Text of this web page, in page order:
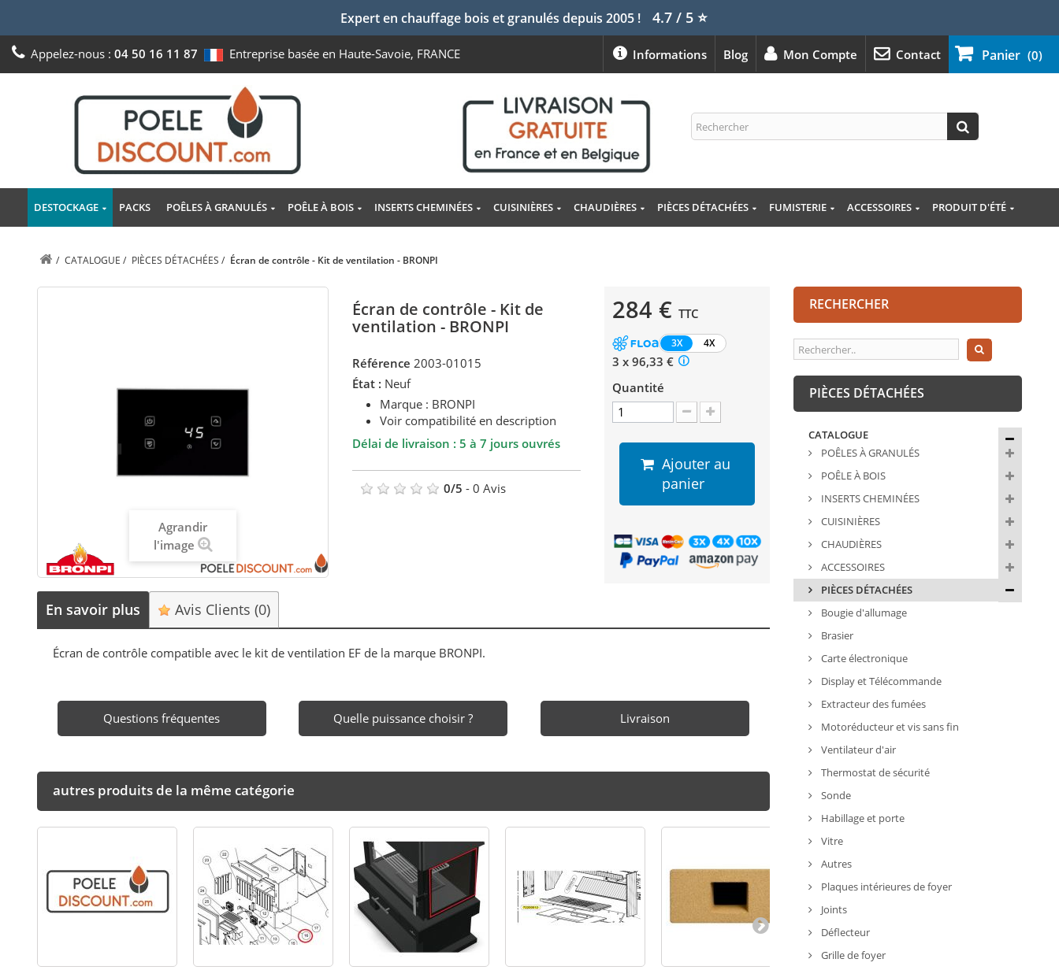
Expert en chauffage bois et granulés depuis 2005 ! 4.7 / 5⭐
Panier (0)
Appelez-nous : 04 50 16 11 87 Entreprise basée en Haute-Savoie, FRANCE Contact
Mon Compte
Blog
Informations
DESTOCKAGE PACKS POÊLES À GRANULÉS POÊLE À BOIS INSERTS CHEMINÉES CUISINIÈRES CHAUDIÈRES PIÈCES DÉTACHÉES FUMISTERIE ACCESSOIRES PRODUIT D'ÉTÉ
/ CATALOGUE / PIÈCES DÉTACHÉES / Écran de contrôle - Kit de ventilation - BRONPI
Agrandir
l'image
Écran de contrôle - Kit de
ventilation - BRONPI
Référence 2003-01015
État : Neuf
Marque : BRONPI
Voir compatibilité en description
Délai de livraison : 5 à 7 jours ouvrés
0/5 - 0 Avis
284 € TTC
3X 4X
3 x 96,33 €
Quantité
Ajouter au
panier
En savoir plus Avis Clients(0)
Écran de contrôle compatible avec le kit de ventilation EF de la marque BRONPI.
Questions fréquentes Quelle puissance choisir ? Livraison
autres produits de la même catégorie
RECHERCHER
PIÈCES DÉTACHÉES
CATALOGUE
POÊLES À GRANULÉS
POÊLE À BOIS
INSERTS CHEMINÉES
CUISINIÈRES
CHAUDIÈRES
ACCESSOIRES
PIÈCES DÉTACHÉES
Bougie d'allumage
Brasier
Carte électronique
Display et Télécommande
Extracteur des fumées
Motoréducteur et vis sans fin
Ventilateur d'air
Thermostat de sécurité
Sonde
Habillage et porte
Vitre
Autres
Plaques intérieures de foyer
Joints
Déflecteur
Grille de foyer